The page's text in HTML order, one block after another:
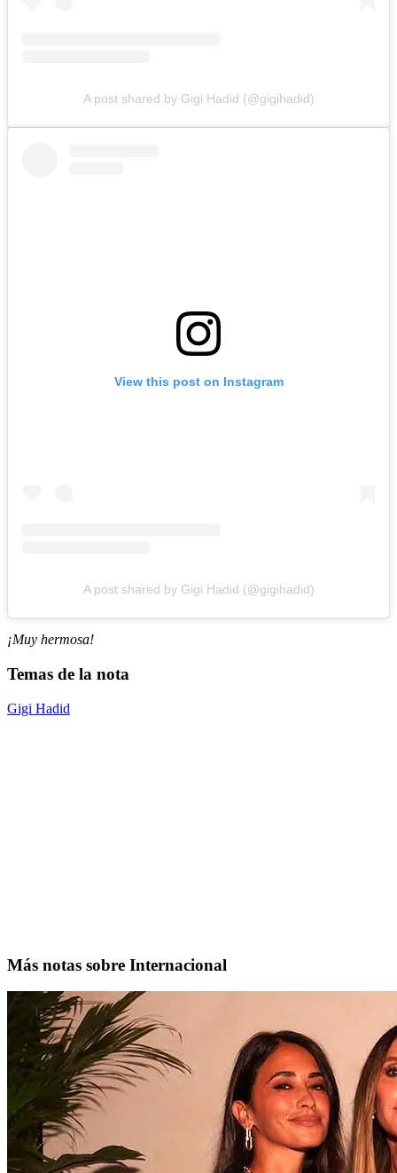
A post shared by Gigi Hadid (@gigihadid)
View this post on Instagram
A post shared by Gigi Hadid (@gigihadid)
¡Muy hermosa!
Temas de la nota
Gigi Hadid
Más notas sobre Internacional